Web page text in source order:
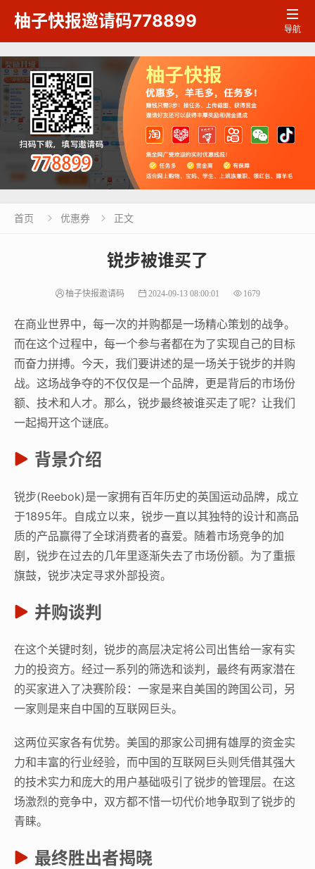
柚子快报邀请码778899 
导航
首页  优惠券  正文
锐步被谁买了
柚子快报邀请码 2024-09-13 08:00:01 1679
在商业世界中，每一次的并购都是一场精心策划的战争。
而在这个过程中，每一个参与者都在为了实现自己的目标
而奋力拼搏。今天，我们要讲述的是一场关于锐步的并购
战。这场战争夺的不仅仅是一个品牌，更是背后的市场份
额、技术和人才。那么，锐步最终被谁买走了呢？让我们
一起揭开这个谜底。
背景介绍
锐步(Reebok)是一家拥有百年历史的英国运动品牌，成立
于1895年。自成立以来，锐步一直以其独特的设计和高品
质的产品赢得了全球消费者的喜爱。随着市场竞争的加
剧，锐步在过去的几年里逐渐失去了市场份额。为了重振
旗鼓，锐步决定寻求外部投资。
并购谈判
在这个关键时刻，锐步的高层决定将公司出售给一家有实
力的投资方。经过一系列的筛选和谈判，最终有两家潜在
的买家进入了决赛阶段：一家是来自美国的跨国公司，另
一家则是来自中国的互联网巨头。
这两位买家各有优势。美国的那家公司拥有雄厚的资金实
力和丰富的行业经验，而中国的互联网巨头则凭借其强大
的技术实力和庞大的用户基础吸引了锐步的管理层。在这
场激烈的竞争中，双方都不惜一切代价地争取到了锐步的
青睐。
最终胜出者揭晓